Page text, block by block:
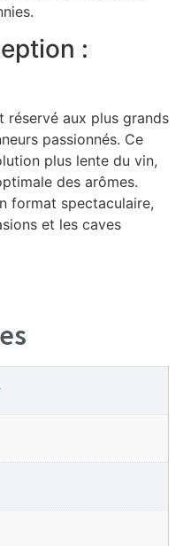
:
réservé aux plus grands
passionnés. Ce
plus lente du vin,
des arômes.
format spectaculaire,
et les caves